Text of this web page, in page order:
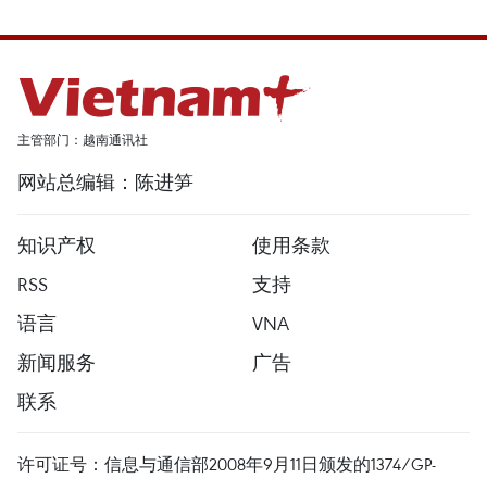
主管部门：越南通讯社
网站总编辑：陈进笋
知识产权
使用条款
RSS
支持
语言
VNA
新闻服务
广告
联系
许可证号：信息与通信部2008年9月11日颁发的1374/GP-